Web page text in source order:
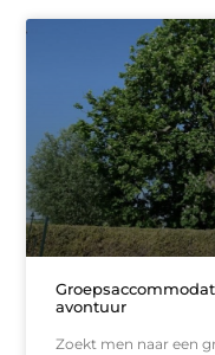
avontuur
Zoekt men naar een